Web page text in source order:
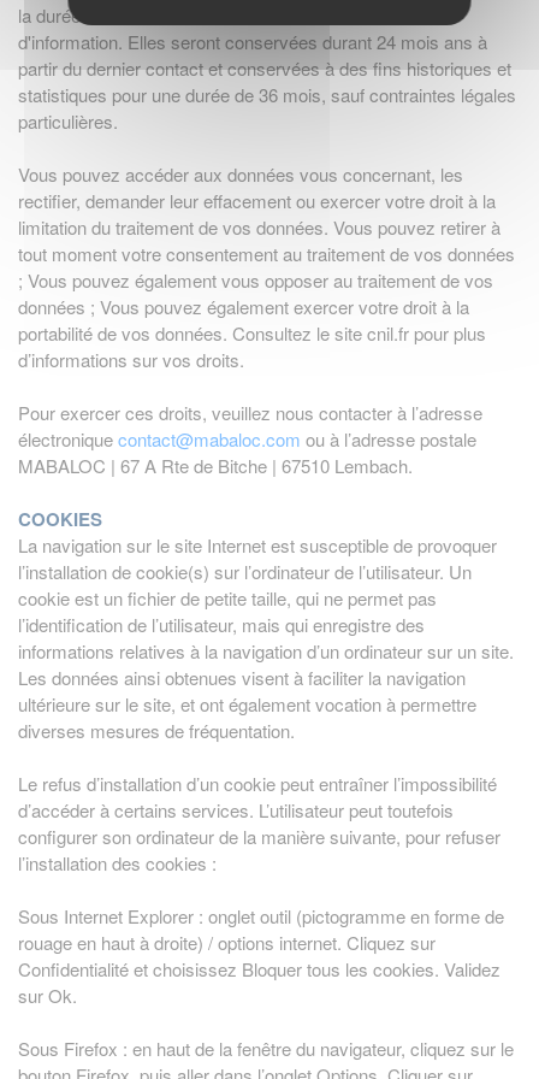
la durée nécessaire au traitement de votre demande
d'information. Elles seront conservées durant 24 mois ans à
partir du dernier contact et conservées à des fins historiques et
statistiques pour une durée de 36 mois, sauf contraintes légales
particulières.
Vous pouvez accéder aux données vous concernant, les
rectifier, demander leur effacement ou exercer votre droit à la
limitation du traitement de vos données. Vous pouvez retirer à
tout moment votre consentement au traitement de vos données
; Vous pouvez également vous opposer au traitement de vos
données ; Vous pouvez également exercer votre droit à la
portabilité de vos données. Consultez le site cnil.fr pour plus
d’informations sur vos droits.
Pour exercer ces droits, veuillez nous contacter à l’adresse
électroniquecontact@mabaloc.com ou à l’adresse postale
MABALOC | 67 A Rte de Bitche | 67510 Lembach.
COOKIES
La navigation sur le site Internet est susceptible de provoquer
l’installation de cookie(s) sur l’ordinateur de l’utilisateur. Un
cookie est un fichier de petite taille, qui ne permet pas
l’identification de l’utilisateur, mais qui enregistre des
informations relatives à la navigation d’un ordinateur sur un site.
Les données ainsi obtenues visent à faciliter la navigation
ultérieure sur le site, et ont également vocation à permettre
diverses mesures de fréquentation.
Le refus d’installation d’un cookie peut entraîner l’impossibilité
d’accéder à certains services. L’utilisateur peut toutefois
configurer son ordinateur de la manière suivante, pour refuser
l’installation des cookies :
Sous Internet Explorer : onglet outil (pictogramme en forme de
rouage en haut à droite) / options internet. Cliquez sur
Confidentialité et choisissez Bloquer tous les cookies. Validez
sur Ok.
Sous Firefox : en haut de la fenêtre du navigateur, cliquez sur le